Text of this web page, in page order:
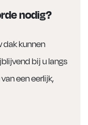
nodig?
dak kunnen
bij u langs
een eerlijk,